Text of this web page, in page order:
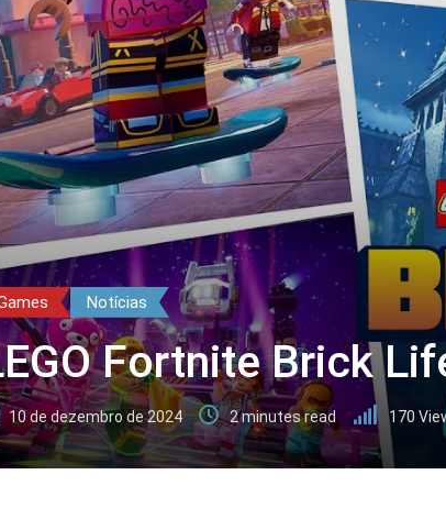
Notícias
Fortnite Brick
10 de dezembro de 2024 2 minutes read 170